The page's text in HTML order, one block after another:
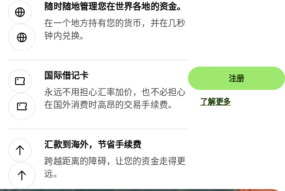
随时随地管理您在世界各地的资金。
在一个地方持有您的货币，并在几秒
钟内兑换。
国际借记卡
永远不用担心汇率加价，也不必担心
在国外消费时高昂的交易手续费。
汇款到海外，节省手续费
跨越距离的障碍，让您的资金走得更
远。
注册
了解更多